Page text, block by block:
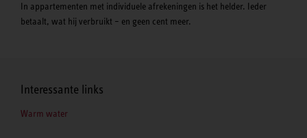
In appartementen met individuele afrekeningen is het helder. Ieder
betaalt, wat hij verbruikt – en geen cent meer.
Interessante links
Warm water